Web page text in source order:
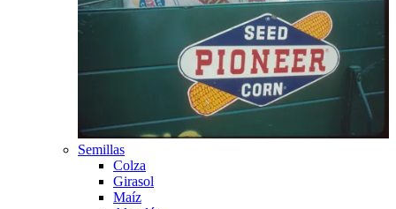
Semillas
Colza
Girasol
Maíz